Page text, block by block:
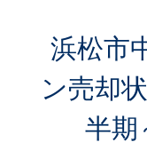
浜松市
ン売却
半期